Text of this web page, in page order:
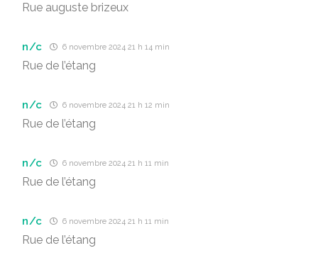
Rue auguste brizeux
n/c 6 novembre 2024 21 h 14 min
Rue de l’étang
n/c 6 novembre 2024 21 h 12 min
Rue de l’étang
n/c 6 novembre 2024 21 h 11 min
Rue de l’étang
n/c 6 novembre 2024 21 h 11 min
Rue de l’étang